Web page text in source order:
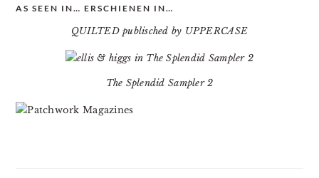
AS SEEN IN… ERSCHIENEN IN…
QUILTED publisched by UPPERCASE
The Splendid Sampler 2